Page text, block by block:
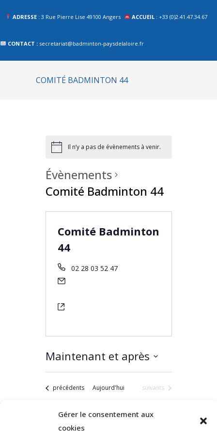
Gérer le consentement aux
cookies
ADRESSE : 3 Rue Pierre Lise 49100 Angers ACCUEIL : +33 (0)2.41.47.34.67
CONTACT : secretariat@badminton-paysdelaloire.fr
COMITÉ BADMINTON 44
Il n’y a pas de évènements à venir.
Évènements
Comité Badminton 44
Comité Badminton
44
02 28 03 52 47
Maintenant et après
date.Évènements
précédents Aujourd'hui Évènements
suivants
calendrier